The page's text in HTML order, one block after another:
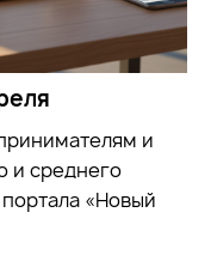
и
и среднего
«Новый